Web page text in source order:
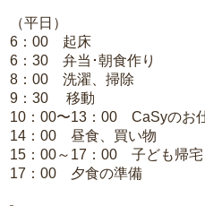
（平日）
6：00 起床
6：30 弁当･朝食作り
8：00 洗濯、掃除
9：30 移動
10：00〜13：00 CaSyのお
14：00 昼食、買い物
15：00～17：00 子ども帰宅
17：00 夕食の準備